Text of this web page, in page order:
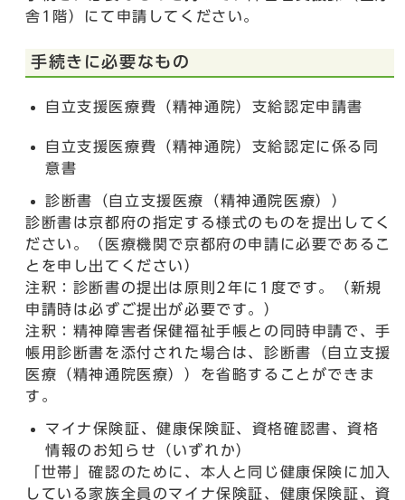
舎1階）にて申請してください。
手続きに必要なもの
自立支援医療費（精神通院）支給認定申請書
自立支援医療費（精神通院）支給認定に係る同
意書
診断書（自立支援医療（精神通院医療））
診断書は京都府の指定する様式のものを提出してく
ださい。（医療機関で京都府の申請に必要であるこ
とを申し出てください）
注釈：診断書の提出は原則2年に1度です。（新規
申請時は必ずご提出が必要です。）
注釈：精神障害者保健福祉手帳との同時申請で、手
帳用診断書を添付された場合は、診断書（自立支援
医療（精神通院医療））を省略することができま
す。
マイナ保険証、健康保険証、資格確認書、資格
情報のお知らせ（いずれか）
「世帯」確認のために、本人と同じ健康保険に加入
している家族全員のマイナ保険証、健康保険証、資